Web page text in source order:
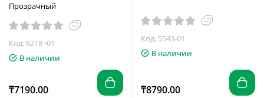
Прозрачный
Код: 6218~01
В наличии
₸7190.00
Код: 5543-01
В наличии
₸8790.00